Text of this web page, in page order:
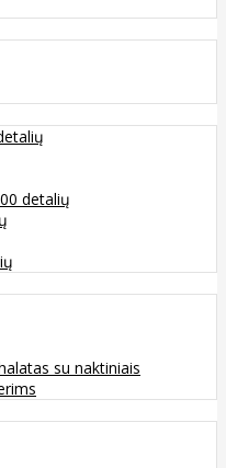
detalių
su naktiniais